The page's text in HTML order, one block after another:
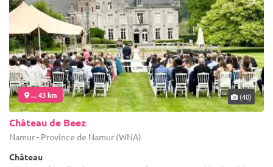
... 43 km (40)
Château de Beez
Namur - Province de Namur (WNA)
Château